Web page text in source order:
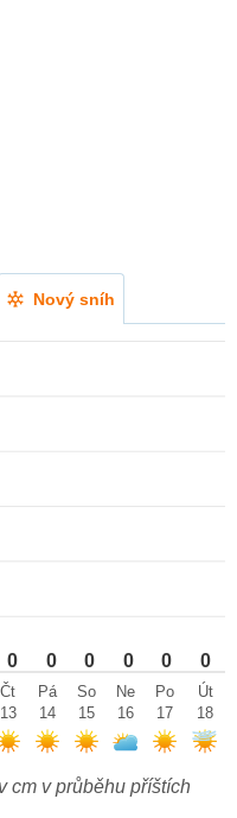
Nový sníh
0 0 0 0 0 0
Čt
13
Pá
14
So
15
Ne
16
Po
17
Út
18
cm v průběhu příštích